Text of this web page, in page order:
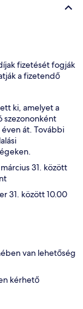
fizetését fogják
a fizetendő
ki, amelyet a
szezononként
át. További
31. között
31. között 10.00
van lehetőség
kérhető